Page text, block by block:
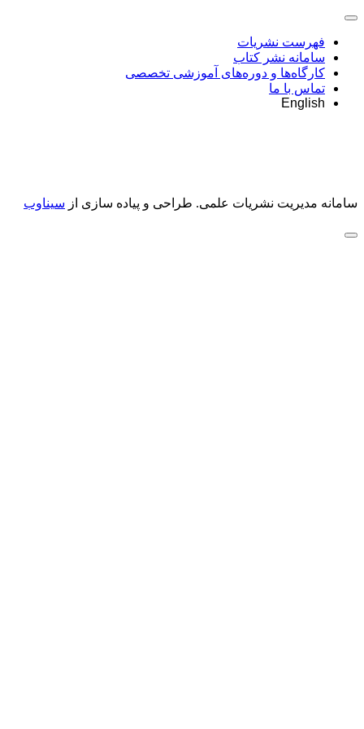
فهرست نشریات
سامانه نشر کتاب
کارگاه‌ها و دوره‌های آموزشی تخصصی
تماس با ما
English
سامانه مدیریت نشریات علمی. طراحی و پیاده سازی از سیناوب